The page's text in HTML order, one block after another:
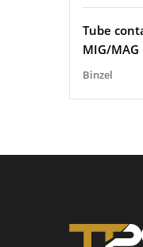
Tube
MIG/MAG
Binzel